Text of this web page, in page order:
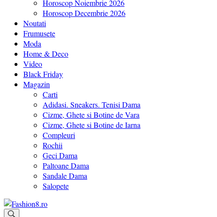
Horoscop Noiembrie 2026
Horoscop Decembrie 2026
Noutati
Frumusete
Moda
Home & Deco
Video
Black Friday
Magazin
Carti
Adidasi. Sneakers. Tenisi Dama
Cizme, Ghete si Botine de Vara
Cizme, Ghete si Botine de Iarna
Compleuri
Rochii
Geci Dama
Paltoane Dama
Sandale Dama
Salopete